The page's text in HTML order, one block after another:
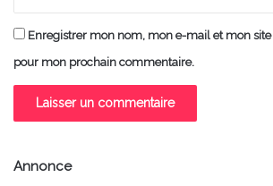
Enregistrer mon nom, mon e-mail et mon
pour mon prochain commentaire.
Annonce